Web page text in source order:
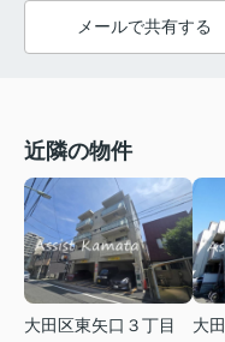
メールで共有する
近隣の物件
大田区東矢口３丁目
大